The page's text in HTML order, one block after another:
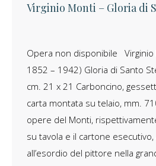
Virginio Monti – Gloria di
Opera non disponibile Virginio
1852 – 1942) Gloria di Santo
cm. 21 x 21 Carboncino,
carta montata su telaio, mm.
opere del Monti,
su tavola e il cartone
all’esordio del pittore nella